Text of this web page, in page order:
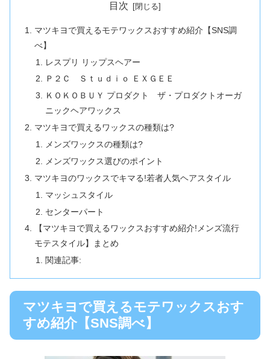
目次
マツキヨで買えるモテワックスおすすめ紹介【SNS調
べ】
レスプリ リップスヘアー
Ｐ２Ｃ Ｓｔｕｄｉｏ ＥＸＧＥＥ
ＫＯＫＯＢＵＹ プロダクト ザ・プロダクトオーガ
ニックヘアワックス
マツキヨで買えるワックスの種類は?
メンズワックスの種類は?
メンズワックス選びのポイント
マツキヨのワックスでキマる!若者人気ヘアスタイル
マッシュスタイル
センターパート
【マツキヨで買えるワックスおすすめ紹介!メンズ流行
モテスタイル】まとめ
関連記事:
マツキヨで買えるモテワックスおす
すめ紹介【SNS調べ】